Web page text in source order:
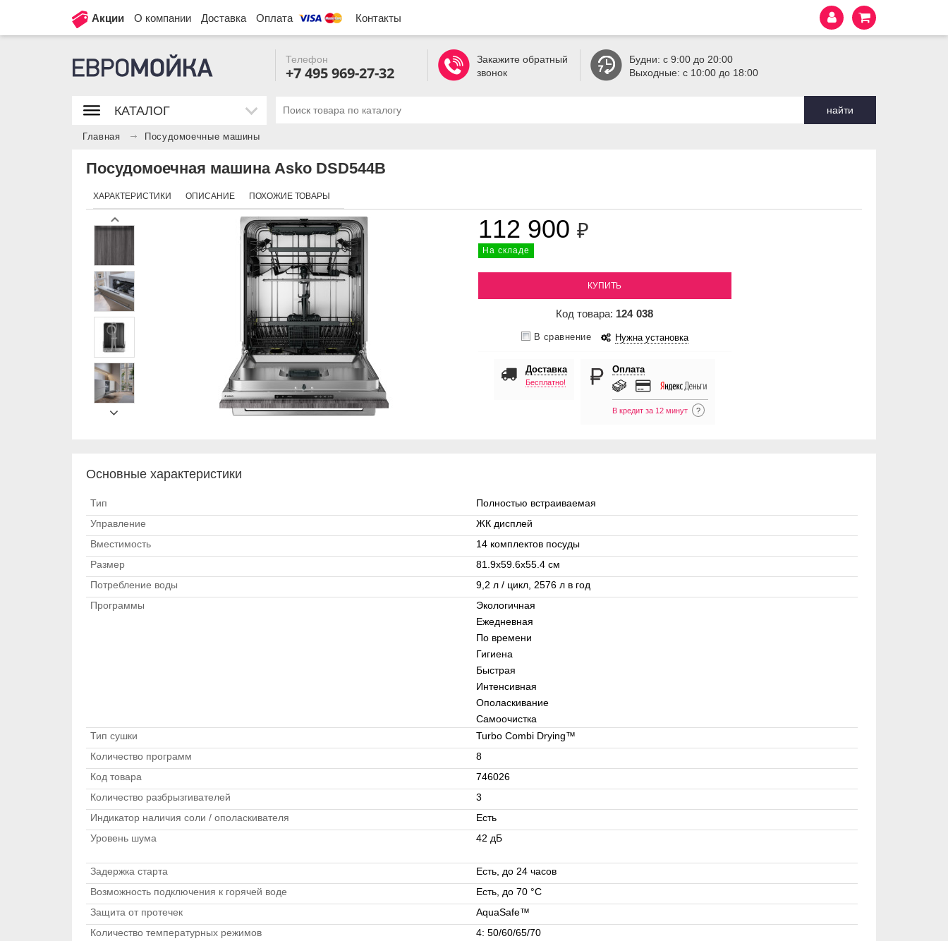
Акции О компании Доставка Оплата Контакты
Телефон
+7 495 969-27-32
Закажите обратный
звонок
Будни: с 9:00 до 20:00
Выходные: с 10:00 до 18:00
найти
КАТАЛОГ
Главная Посудомоечные машины
Посудомоечная машина Asko DSD544B
ХАРАКТЕРИСТИКИ ОПИСАНИЕ ПОХОЖИЕ ТОВАРЫ
112 900 ₽
На складе
КУПИТЬ
Код товара: 124 038
В сравнение Нужна установка
Доставка
Бесплатно!
Оплата
В кредит за 12 минут ?
Основные характеристики
Тип
Полностью встраиваемая
Управление
ЖК дисплей
Вместимость
14 комплектов посуды
Размер
81.9х59.6х55.4 см
Потребление воды
9,2 л / цикл, 2576 л в год
Программы
Экологичная
Ежедневная
По времени
Гигиена
Быстрая
Интенсивная
Ополаскивание
Самоочистка
Тип сушки
Turbo Combi Drying™
Количество программ
8
Код товара
746026
Количество разбрызгивателей
3
Индикатор наличия соли / ополаскивателя
Есть
Уровень шума
42 дБ
Задержка старта
Есть, до 24 часов
Возможность подключения к горячей воде
Есть, до 70 °C
Защита от протечек
AquaSafe™
Количество температурных режимов
4: 50/60/65/70